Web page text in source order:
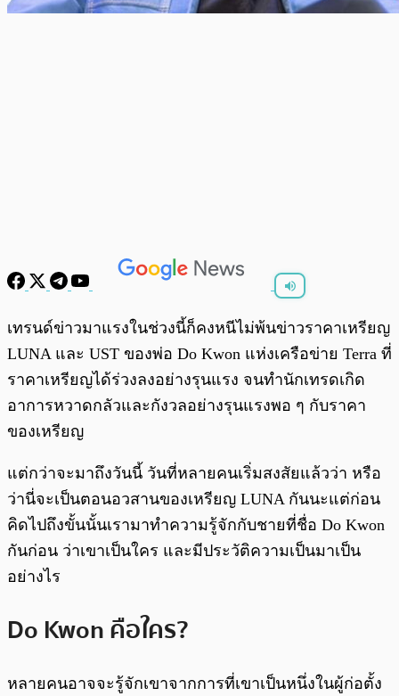
พร้อมเล่น
เทรนด์ข่าวมาแรงในช่วงนี้ก็คงหนีไม่พ้นข่าวราคาเหรียญ
LUNA และ UST ของพ่อ Do Kwon แห่งเครือข่าย Terra ที่
ราคาเหรียญได้ร่วงลงอย่างรุนแรง จนทำนักเทรดเกิด
อาการหวาดกลัวและกังวลอย่างรุนแรงพอ ๆ กับราคา
ของเหรียญ
แต่กว่าจะมาถึงวันนี้ วันที่หลายคนเริ่มสงสัยแล้วว่า หรือ
ว่านี่จะเป็นตอนอวสานของเหรียญ LUNA กันนะแต่ก่อน
คิดไปถึงขั้นนั้นเรามาทำความรู้จักกับชายที่ชื่อ Do Kwon
กันก่อน ว่าเขาเป็นใคร และมีประวัติความเป็นมาเป็น
อย่างไร
Do Kwon คือใคร?
หลายคนอาจจะรู้จักเขาจากการที่เขาเป็นหนึ่งในผู้ก่อตั้ง